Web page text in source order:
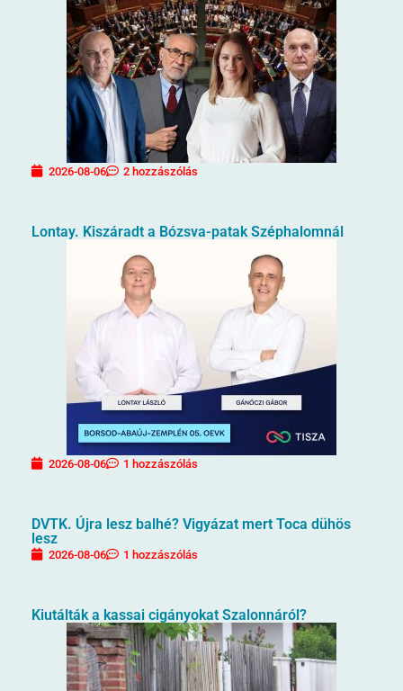
2026-08-06 2 hozzászólás
Lontay. Kiszáradt a Bózsva-patak Széphalomnál
2026-08-06 1 hozzászólás
DVTK. Újra lesz balhé? Vigyázat mert Toca dühös
lesz
2026-08-06 1 hozzászólás
Kiutálták a kassai cigányokat Szalonnáról?